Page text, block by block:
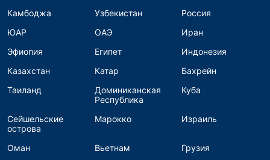
Камбоджа
Узбекистан
Россия
ЮАР
ОАЭ
Иран
Эфиопия
Египет
Индонезия
Казахстан
Катар
Бахрейн
Таиланд
Доминиканская
Республика
Куба
Сейшельские
острова
Марокко Израиль
Оман Вьетнам
Грузия